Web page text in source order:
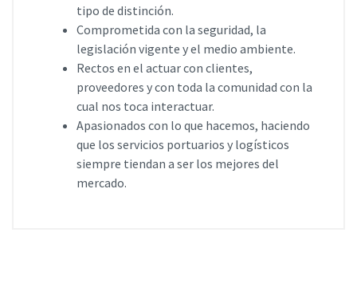
tipo de distinción.
Comprometida con la seguridad, la
legislación vigente y el medio ambiente.
Rectos en el actuar con clientes,
proveedores y con toda la comunidad con la
cual nos toca interactuar.
Apasionados con lo que hacemos, haciendo
que los servicios portuarios y logísticos
siempre tiendan a ser los mejores del
mercado.